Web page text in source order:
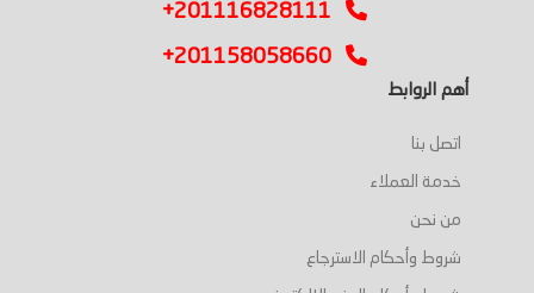
+201116828111
+201158058660
أهم الروابط
اتصل بنا
خدمة العملاء
من نحن
شروط وأحكام الاسترجاع